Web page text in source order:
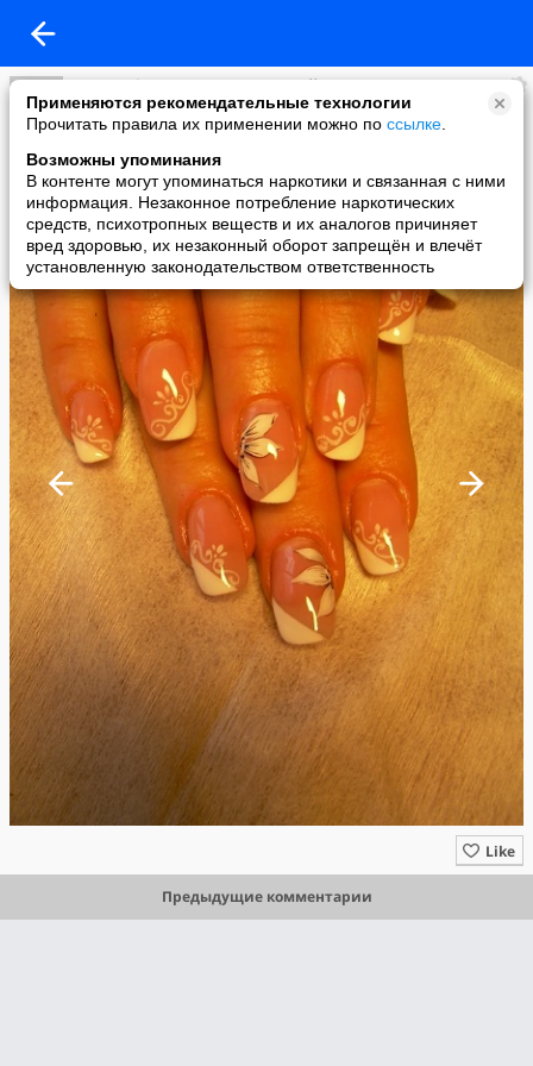
Применяются рекомендательные технологии
Прочитать правила их применении можно по ссылке
Возможны упоминания
В контенте могут упоминаться наркотики и связанная с ними
информация. Незаконное потребление наркотических
средств, психотропных веществ и их аналогов причиняет
вред здоровью, их незаконный оборот запрещён и влечёт
установленную законодательством ответственность
Beutynails. Наращивание ногтей. Воронеж.
added a photo
12 Oct в 19:35
Like
Предыдущие комментарии